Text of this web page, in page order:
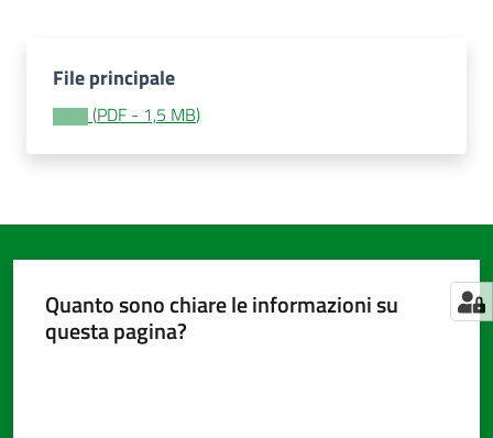
File principale
(PDF - 1,5 MB)
Quanto sono chiare le informazioni su
questa pagina?